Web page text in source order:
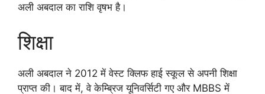
अली अबदाल का राशि वृषभ है।
शिक्षा
अली अबदाल ने 2012 में वेस्ट क्लिफ हाई स्कूल से अपनी शिक्षा
प्राप्त की। बाद में, वे केम्ब्रिज यूनिवर्सिटी गए और MBBS में